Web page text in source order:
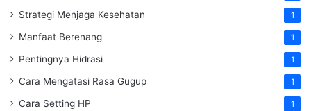
Strategi Menjaga Kesehatan 1
Manfaat Berenang 1
Pentingnya Hidrasi 1
Cara Mengatasi Rasa Gugup 1
Cara Setting HP 1